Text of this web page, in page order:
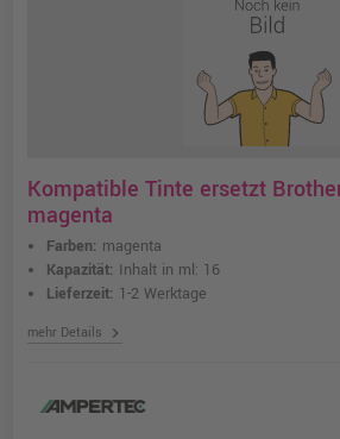
Kompatible Tinte ersetzt
magenta
Farben: magenta
Kapazität: Inhalt in ml: 16
Lieferzeit: 1-2 Werktage
mehr Details chevron_right